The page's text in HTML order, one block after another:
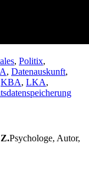
, Politix,
, Datenauskunft,
KBA, LKA,
Psychologe, Autor,